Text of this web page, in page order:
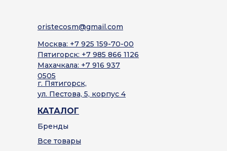
КАТАЛОГ
Бренды
Все товары
oristecosm@gmail.com
Москва: +7 925 159-70-00
Пятигорск: +7 985 866 1126
Махачкала: +7 916 937
0505
г. Пятигорск,
ул. Пестова, 5, корпус 4